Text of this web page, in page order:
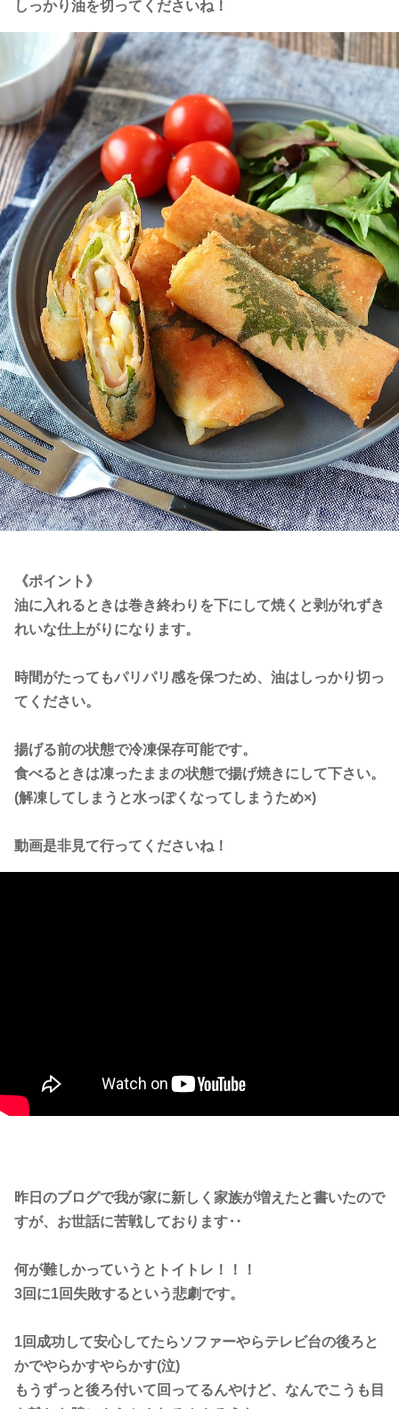
しっかり油を切ってくださいね！
《ポイント》
油に入れるときは巻き終わりを下にして焼くと剥がれずき
れいな仕上がりになります。
時間がたってもパリパリ感を保つため、油はしっかり切っ
てください。
揚げる前の状態で冷凍保存可能です。
食べるときは凍ったままの状態で揚げ焼きにして下さい。
(解凍してしまうと水っぽくなってしまうため×)
動画是非見て行ってくださいね！
昨日のブログで我が家に新しく家族が増えたと書いたので
すが、お世話に苦戦しております‥
何が難しかっていうとトイトレ！！！
3回に1回失敗するという悲劇です。
1回成功して安心してたらソファーやらテレビ台の後ろと
かでやらかすやらかす(泣)
もうずっと後ろ付いて回ってるんやけど、なんでこうも目